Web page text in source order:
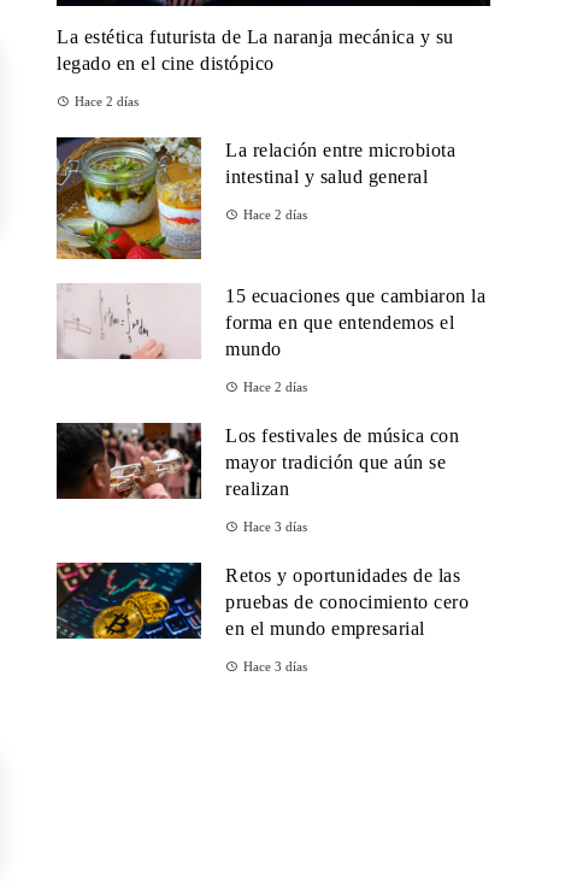
La estética futurista de La naranja mecánica y su
legado en el cine distópico
Hace 2 días
La relación entre microbiota
intestinal y salud general
Hace 2 días
15 ecuaciones que cambiaron la
forma en que entendemos el
mundo
Hace 2 días
Los festivales de música con
mayor tradición que aún se
realizan
Hace 3 días
Retos y oportunidades de las
pruebas de conocimiento cero
en el mundo empresarial
Hace 3 días